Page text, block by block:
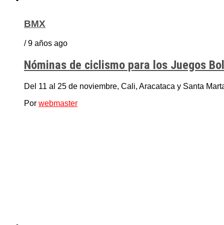
BMX
/ 9 años ago
Nóminas de ciclismo para los Juegos
Del 11 al 25 de noviembre, Cali, Aracataca y Santa
Por webmaster